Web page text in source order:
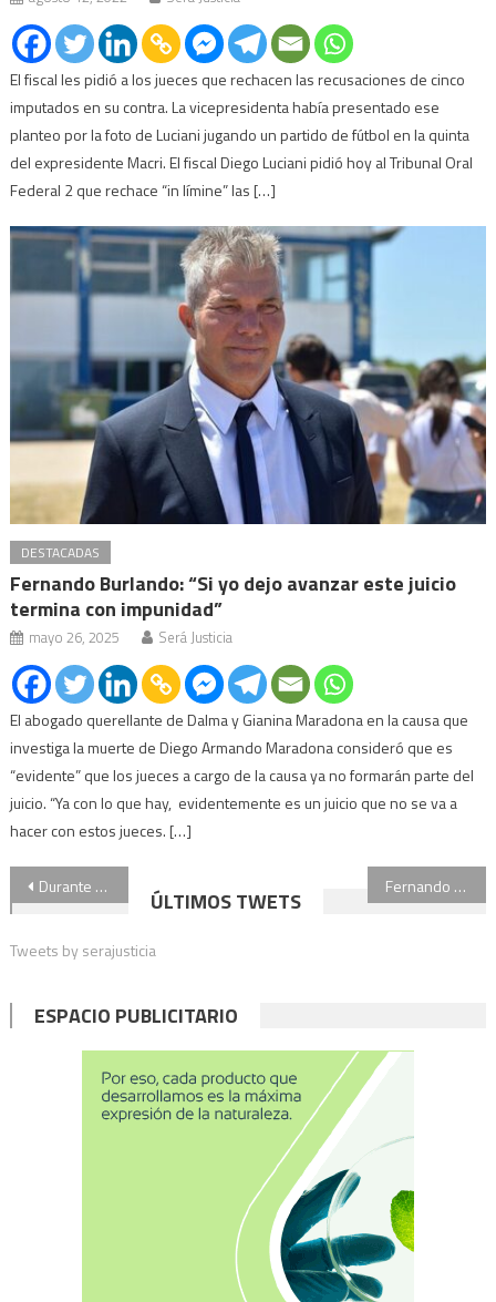
El fiscal les pidió a los jueces que rechacen las recusaciones de cinco
imputados en su contra. La vicepresidenta había presentado ese
planteo por la foto de Luciani jugando un partido de fútbol en la quinta
del expresidente Macri. El fiscal Diego Luciani pidió hoy al Tribunal Oral
Federal 2 que rechace “in límine” las […]
DESTACADAS
Fernando Burlando: “Si yo dejo avanzar este juicio
termina con impunidad”
mayo 26, 2025 Será Justicia
El abogado querellante de Dalma y Gianina Maradona en la causa que
investiga la muerte de Diego Armando Maradona consideró que es
“evidente” que los jueces a cargo de la causa ya no formarán parte del
juicio. “Ya con lo que hay, evidentemente es un juicio que no se va a
hacer con estos jueces. […]
Navegación
de
entradas
Durante toda la semana la UBA brinda servicios de salud y asesoramiento a la comunidad Fernando Burlando acusó a Agustina Cosachov de darle medicación a Maradona como “si fuera un perro”
ÚLTIMOS TWETS
Tweets by serajusticia
ESPACIO PUBLICITARIO